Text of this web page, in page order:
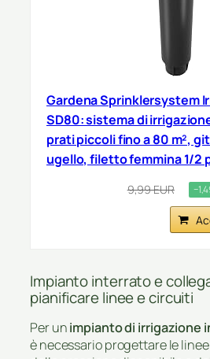
Gardena Sprinklersystem
SD80: sistema di
prati piccoli fino a 80 m²,
ugello, filetto femmina 1/2
9,99 EUR
Impianto interrato e
pianificare linee e circuiti
Per unimpianto di irrigazione
è necessario progettare le